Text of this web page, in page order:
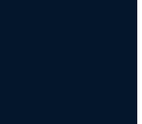
清理功能大幅优化
可以设置归档任务于业务